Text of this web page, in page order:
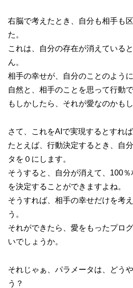
右脳で考えたとき、自分も相手も
た。
これは、自分の存在が消えている
ん。
相手の幸せが、自分のことのよう
自然と、相手のことを思って行動
もしかしたら、それが愛なのかもし
さて、これをAIで実現するとすれ
たとえば、行動決定するとき、自
タを０にします。
そうすると、自分が消えて、100
を決定することができますよね。
そうすれば、相手の幸せだけを考
う。
それができたら、愛をもったプロ
いでしょうか。
それじゃぁ、パラメータは、どう
う？